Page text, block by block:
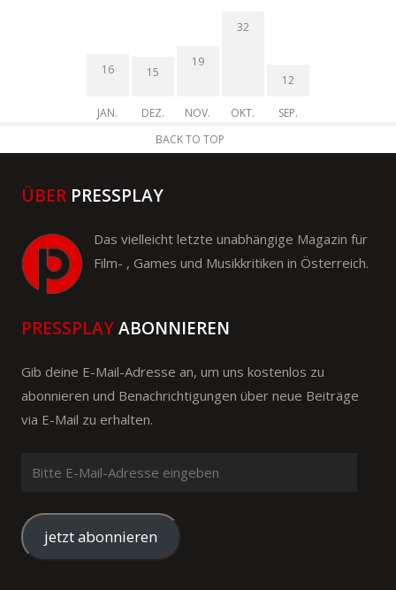
16
JAN.
15
DEZ.
19
NOV.
32
OKT.
12
SEP.
BACK TO TOP
ÜBER PRESSPLAY
Das vielleicht letzte unabhängige Magazin für
Film- , Games und Musikkritiken in Österreich.
PRESSPLAYABONNIEREN
Gib deine E-Mail-Adresse an, um uns kostenlos zu
abonnieren und Benachrichtigungen über neue Beiträge
via E-Mail zu erhalten.
Mail-
Adresse
eingeben
jetzt abonnieren